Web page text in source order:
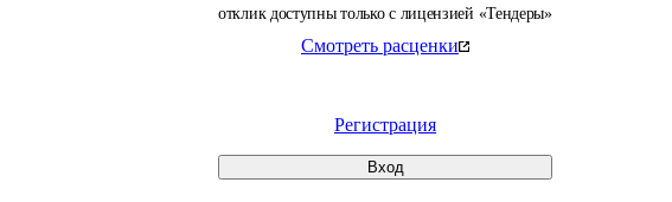
отклик доступны только с лицензией «Тендеры»
Смотреть расценки
Регистрация
Вход